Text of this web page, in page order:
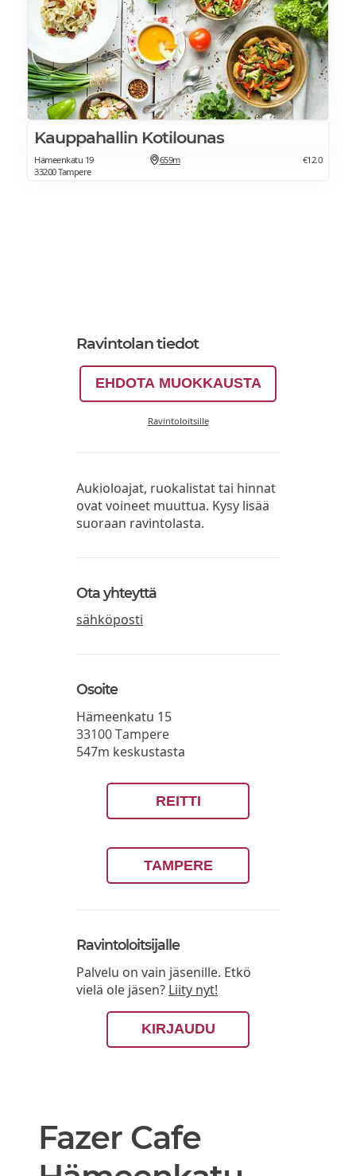
Kauppahallin Kotilounas
Hämeenkatu 19
33200 Tampere
659m €12.0
Ravintolan tiedot
EHDOTA MUOKKAUSTA
Ravintoloitsille
Aukioloajat, ruokalistat tai hinnat
ovat voineet muuttua. Kysy lisää
suoraan ravintolasta.
Ota yhteyttä
sähköposti
Osoite
Hämeenkatu 15
33100Tampere
547m keskustasta
REITTI
TAMPERE
Ravintoloitsijalle
Palvelu on vain jäsenille. Etkö
vielä ole jäsen? Liity nyt!
KIRJAUDU
Fazer Cafe